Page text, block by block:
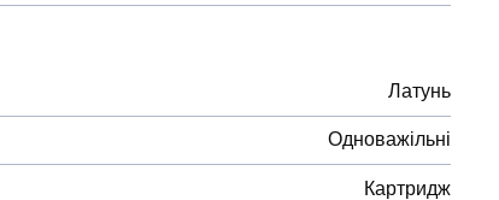
Латунь
Одноважільні
Картридж